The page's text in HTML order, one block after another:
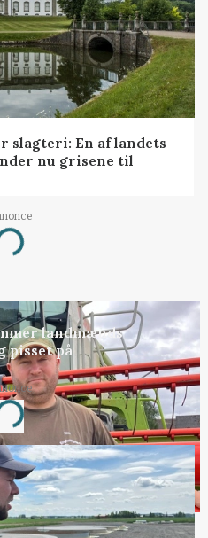
slagteri: En af landets
nu grisene til
landmænds
pisset på